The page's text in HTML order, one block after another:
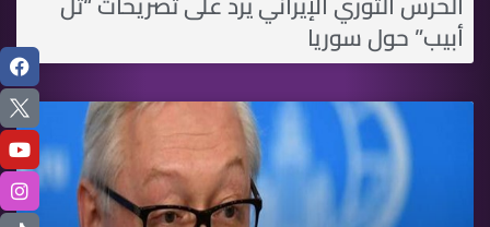
أبيب” حول سوريا